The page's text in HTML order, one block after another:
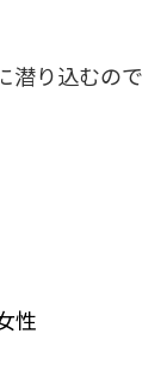
潜り込むので
性